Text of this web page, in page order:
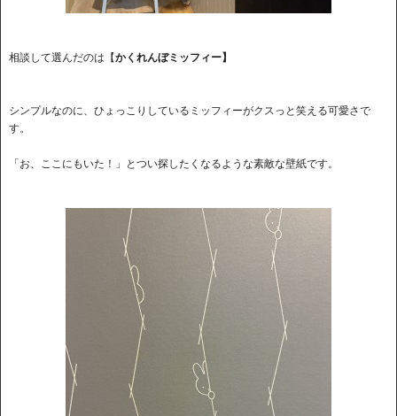
相談して選んだのは【かくれんぼミッフィー】
シンプルなのに、ひょっこりしているミッフィーがクスっと笑える可愛さで
す。
「お、ここにもいた！」とつい探したくなるような素敵な壁紙です。